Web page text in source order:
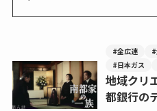
#全広連
#日本ガス
地域クリ
都銀行の